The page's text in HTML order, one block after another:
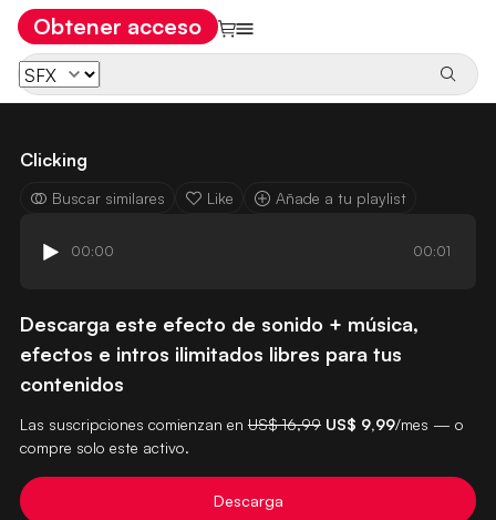
Obtener acceso
Clicking
Buscar similares Like Añade a tu playlist
00:00 00:01
Descarga este efecto de sonido + música,
efectos e intros ilimitados libres para tus
contenidos
Las suscripciones comienzan en US$ 16,99 US$ 9,99/mes — o
compre solo este activo.
Descarga